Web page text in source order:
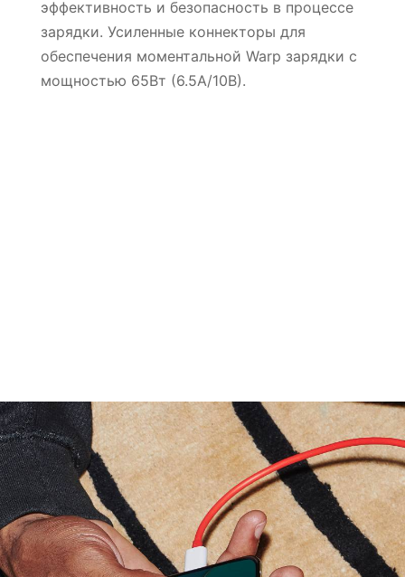
эффективность и безопасность в процессе
зарядки. Усиленные коннекторы для
обеспечения моментальной Warp зарядки с
мощностью 65Вт (6.5А/10В).